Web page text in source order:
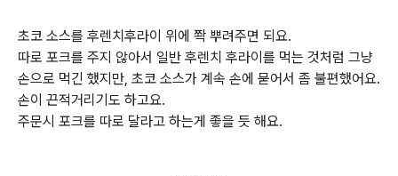
초코 소스를 후렌치후라이 위에 쫙 뿌려주면 되요.
따로 포크를 주지 않아서 일반 후렌치 후라이를 먹는 것처럼 그냥
손으로 먹긴 했지만, 초코 소스가 계속 손에 묻어서 좀 불편했어요.
손이 끈적거리기도 하고요.
주문시 포크를 따로 달라고 하는게 좋을 듯 해요.